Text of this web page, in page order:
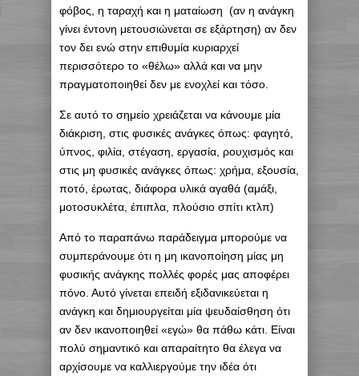
φόβος, η ταραχή και η ματαίωση (αν η ανάγκη
γίνει έντονη μετουσιώνεται σε εξάρτηση) αν δεν
τον δει ενώ στην επιθυμία κυριαρχεί
περισσότερο το «θέλω» αλλά και να μην
πραγματοποιηθεί δεν με ενοχλεί και τόσο.
Σε αυτό το σημείο χρειάζεται να κάνουμε μία
διάκριση, στις φυσικές ανάγκες όπως: φαγητό,
ύπνος, φιλία, στέγαση, εργασία, ρουχισμός και
στις μη φυσικές ανάγκες όπως: χρήμα, εξουσία,
ποτό, έρωτας, διάφορα υλικά αγαθά (αμάξι,
μοτοσυκλέτα, έπιπλα, πλούσιο σπίτι κτλπ)
Από το παραπάνω παράδειγμα μπορούμε να
συμπεράνουμε ότι η μη ικανοποίηση μίας μη
φυσικής ανάγκης πολλές φορές μας αποφέρει
πόνο. Αυτό γίνεται επειδή εξιδανικεύεται η
ανάγκη και δημιουργείται μία ψευδαίσθηση ότι
αν δεν ικανοποιηθεί «εγώ» θα πάθω κάτι. Είναι
πολύ σημαντικό και απαραίτητο θα έλεγα να
αρχίσουμε να καλλιεργούμε την ιδέα ότι